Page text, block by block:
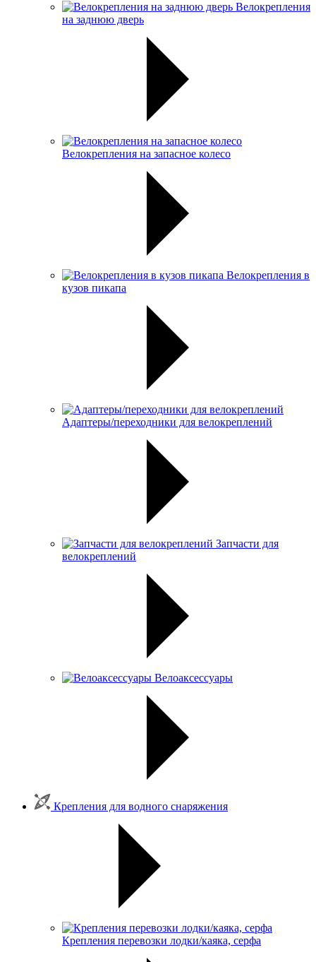
Велокрепления
на заднюю дверь
Велокрепления на запасное колесо
Велокрепления в
кузов пикапа
Адаптеры/переходники для велокреплений
Запчасти для
велокреплений
Велоаксессуары
Крепления для водного снаряжения
Крепления перевозки лодки/каяка, серфа